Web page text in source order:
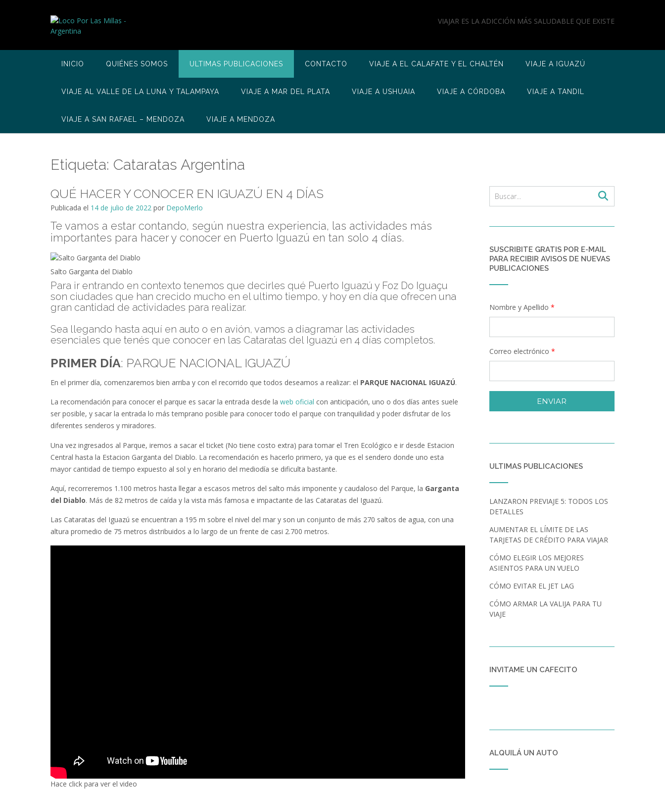
VIAJAR ES LA ADICCIÓN MÁS SALUDABLE QUE EXISTE
INICIO QUIÉNES SOMOS ULTIMAS PUBLICACIONES CONTACTO VIAJE A EL CALAFATE Y EL CHALTÉN VIAJE A IGUAZÚ
VIAJE AL VALLE DE LA LUNA Y TALAMPAYA VIAJE A MAR DEL PLATA VIAJE A USHUAIA VIAJE A CÓRDOBA VIAJE A TANDIL
VIAJE A SAN RAFAEL – MENDOZA VIAJE A MENDOZA
Etiqueta: Cataratas Argentina
QUÉ HACER Y CONOCER EN IGUAZÚ EN 4 DÍAS
Publicada el 14 de julio de 2022 por DepoMerlo
Te vamos a estar contando, según nuestra experiencia, las actividades más
importantes para hacer y conocer en Puerto Iguazú en tan solo 4 días.
Salto Garganta del Diablo
Para ir entrando en contexto tenemos que decirles qué Puerto Iguazú y Foz Do Iguaçu
son ciudades que han crecido mucho en el ultimo tiempo, y hoy en día que ofrecen una
gran cantidad de actividades para realizar.
Sea llegando hasta aquí en auto o en avión, vamos a diagramar las actividades
esenciales que tenés que conocer en las Cataratas del Iguazú en 4 días completos.
PRIMER DÍA: PARQUE NACIONAL IGUAZÚ
En el primer día, comenzaremos bien arriba y con el recorrido que todos deseamos a realizar: el PARQUE NACIONAL IGUAZÚ.
La recomendación para conocer el parque es sacar la entrada desde la web oficial con anticipación, uno o dos días antes suele
ser posible, y sacar la entrada lo más temprano posible para conocer todo el parque con tranquilidad y poder disfrutar de los
diferentes senderos y miradores.
Una vez ingresados al Parque, iremos a sacar el ticket (No tiene costo extra) para tomar el Tren Ecológico e ir desde Estacion
Central hasta la Estacion Garganta del Diablo. La recomendación es hacerlo primero, ya que es el sendero donde uno esta
mayor cantidad de tiempo expuesto al sol y en horario del mediodía se dificulta bastante.
Aquí, recorreremos 1.100 metros hasta llegar a escasos metros del salto más imponente y caudaloso del Parque, la Garganta
del Diablo. Más de 82 metros de caída y la vista más famosa e impactante de las Cataratas del Iguazú.
Las Cataratas del Iguazú se encuentran a 195 m sobre el nivel del mar y son un conjunto de más 270 saltos de agua, con una
altura promedio de 75 metros distribuidos a lo largo de un frente de casi 2.700 metros.
Hace click para ver el video
SUSCRIBITE GRATIS POR E-MAIL
PARA RECIBIR AVISOS DE NUEVAS
PUBLICACIONES
Nombre y Apellido *
Correo electrónico *
ENVIAR
ULTIMAS PUBLICACIONES
LANZARON PREVIAJE 5: TODOS LOS
DETALLES
AUMENTAR EL LÍMITE DE LAS
TARJETAS DE CRÉDITO PARA VIAJAR
CÓMO ELEGIR LOS MEJORES
ASIENTOS PARA UN VUELO
CÓMO EVITAR EL JET LAG
CÓMO ARMAR LA VALIJA PARA TU
VIAJE
INVITAME UN CAFECITO
ALQUILÁ UN AUTO